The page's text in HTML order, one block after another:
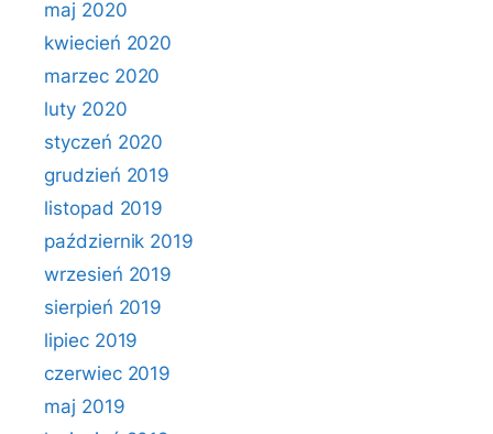
maj 2020
kwiecień 2020
marzec 2020
luty 2020
styczeń 2020
grudzień 2019
listopad 2019
październik 2019
wrzesień 2019
sierpień 2019
lipiec 2019
czerwiec 2019
maj 2019